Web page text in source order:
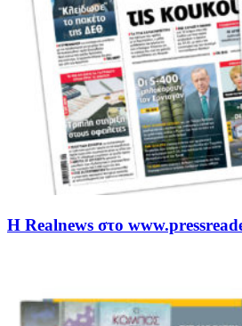
Η Realnews στο